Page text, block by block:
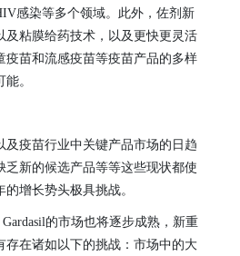
感染等多个领域。此外，佐剂新
及粘膜给药技术，以及更快更灵活
疫苗和流感疫苗等疫苗产品的多样
。
及疫苗行业中关键产品市场的日趋
乏新的候选产品等等这些现状都使
的增长势头极具挑战。
Gardasil的市场也将逐步成熟，新重
存在诸如以下的挑战：市场中的大